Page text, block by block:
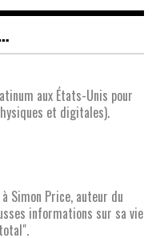
aux États-Unis pour
et digitales).
à Simon Price, auteur du
informations sur sa vie